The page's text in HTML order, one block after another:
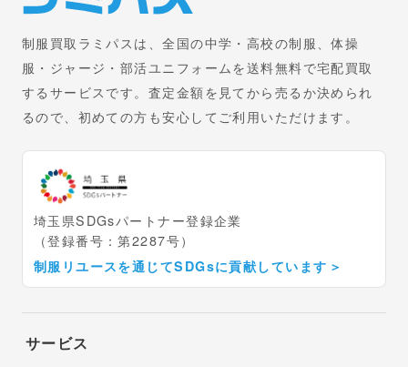
制服買取ラミパスは、全国の中学・高校の制服、体操
服・ジャージ・部活ユニフォームを送料無料で宅配買取
するサービスです。査定金額を見てから売るか決められ
るので、初めての方も安心してご利用いただけます。
埼玉県SDGsパートナー登録企業
（登録番号：第2287号）
制服リユースを通じてSDGsに貢献しています ＞
サービス